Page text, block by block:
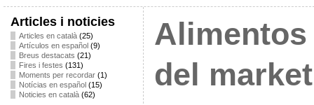
Articles i noticies
Articles en català(25)
Artículos en español(9)
Breus destacats (21)
Fires i festes (131)
Moments per recordar(1)
Notícias en español(15)
Noticies en català(62)
Alimentos
del